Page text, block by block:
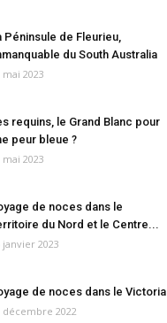
Péninsule de Fleurieu,
du South Australia
mai 2023
requins, le Grand Blanc pour
peur bleue ?
mai 2023
de noces dans le
du Nord et le Centre...
janvier 2023
de noces dans le Victoria
décembre 2022